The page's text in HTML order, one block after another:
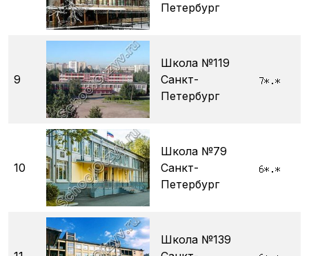
Петербург
9
Школа №119
Санкт-
Петербург
10
Школа №79
Санкт-
Петербург
Школа №139